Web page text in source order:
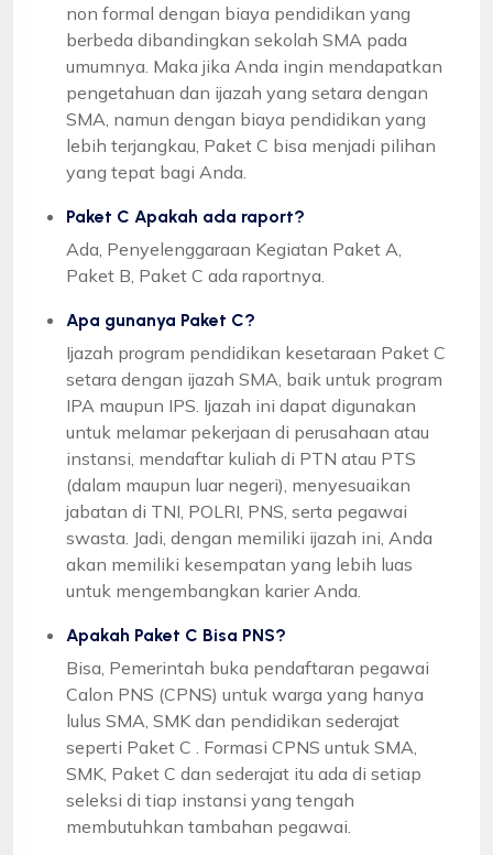
non formal dengan biaya pendidikan yang
berbeda dibandingkan sekolah SMA pada
umumnya. Maka jika Anda ingin mendapatkan
pengetahuan dan ijazah yang setara dengan
SMA, namun dengan biaya pendidikan yang
lebih terjangkau, Paket C bisa menjadi pilihan
yang tepat bagi Anda.
Paket C Apakah ada raport?
Ada, Penyelenggaraan Kegiatan Paket A,
Paket B, Paket C ada raportnya.
Apa gunanya Paket C?
Ijazah program pendidikan kesetaraan Paket C
setara dengan ijazah SMA, baik untuk program
IPA maupun IPS. Ijazah ini dapat digunakan
untuk melamar pekerjaan di perusahaan atau
instansi, mendaftar kuliah di PTN atau PTS
(dalam maupun luar negeri), menyesuaikan
jabatan di TNI, POLRI, PNS, serta pegawai
swasta. Jadi, dengan memiliki ijazah ini, Anda
akan memiliki kesempatan yang lebih luas
untuk mengembangkan karier Anda.
Apakah Paket C Bisa PNS?
Bisa, Pemerintah buka pendaftaran pegawai
Calon PNS (CPNS) untuk warga yang hanya
lulus SMA, SMK dan pendidikan sederajat
seperti Paket C . Formasi CPNS untuk SMA,
SMK, Paket C dan sederajat itu ada di setiap
seleksi di tiap instansi yang tengah
membutuhkan tambahan pegawai.